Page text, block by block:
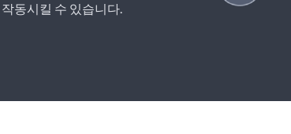
동시킬 수 있습니다.